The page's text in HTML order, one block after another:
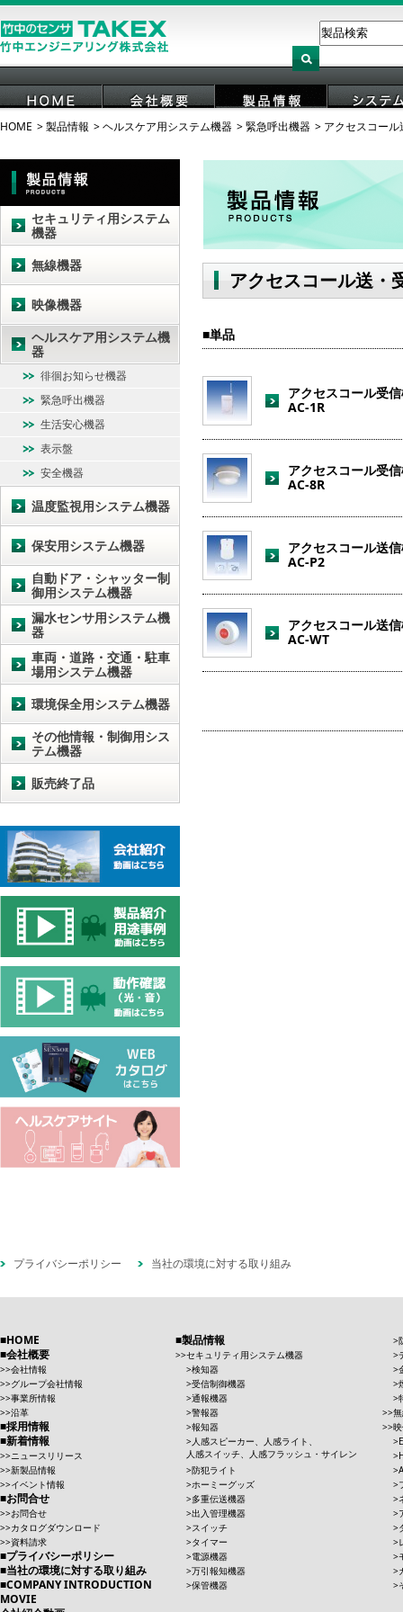
HOME 会社概要 製品情報 システ
HOME 製品情報 ヘルスケア用システム機器 緊急呼出機器 アクセスコー
アクセスコール送・
単品
アクセスコール受
AC-1R
アクセスコール受
AC-8R
アクセスコール送
AC-P2
アクセスコール送
AC-WT
セキュリティ用システム
機器
無線機器
映像機器
ヘルスケア用システム機
器
徘徊お知らせ機器
緊急呼出機器
生活安心機器
表示盤
安全機器
温度監視用システム機器
保安用システム機器
自動ドア・シャッター制
御用システム機器
漏水センサ用システム機
器
車両・道路・交通・駐車
場用システム機器
環境保全用システム機器
その他情報・制御用シス
テム機器
販売終了品
プライバシーポリシー 当社の環境に対する取り組み
HOME
会社概要
会社情報
グループ会社情報
事業所情報
沿革
採用情報
新着情報
ニュースリリース
新製品情報
イベント情報
お問合せ
お問合せ
カタログダウンロード
資料請求
プライバシーポリシー
当社の環境に対する取り組み
COMPANY INTRODUCTION
MOVIE
製品情報
セキュリティ用システム機器
検知器
受信制御機器
通報機器
警報器
報知器
人感スピーカー、人感ライト、
人感スイッチ、人感フラッシュ・サイレン
防犯ライト
ホーミーグッズ
多重伝送機器
出入管理機器
スイッチ
タイマー
電源機器
万引報知機器
保管機器